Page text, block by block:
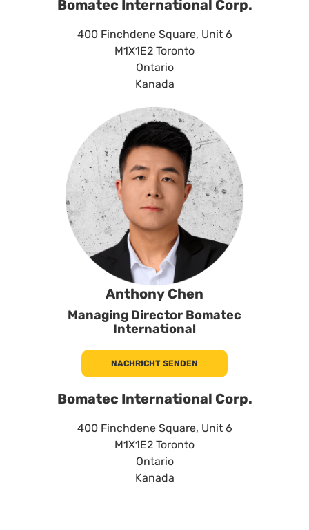
Bomatec International Corp.
400 Finchdene Square, Unit 6
M1X1E2 Toronto
Ontario
Kanada
Anthony Chen
Managing Director Bomatec
International
NACHRICHT SENDEN
Bomatec International Corp.
400 Finchdene Square, Unit 6
M1X1E2 Toronto
Ontario
Kanada